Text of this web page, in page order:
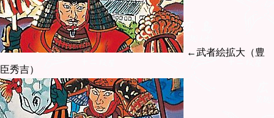
←武者絵拡大（豊
臣秀吉）